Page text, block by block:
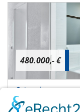
480.000,- €
Augsburg
VERKAUFT: